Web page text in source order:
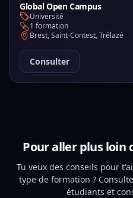
Global Open Campus
Université
1 formation
Brest, Saint-Contest, Trélazé
Consulter
Pour aller plus loin
Tu veux des conseils pour
type de formation ?
étudiants et